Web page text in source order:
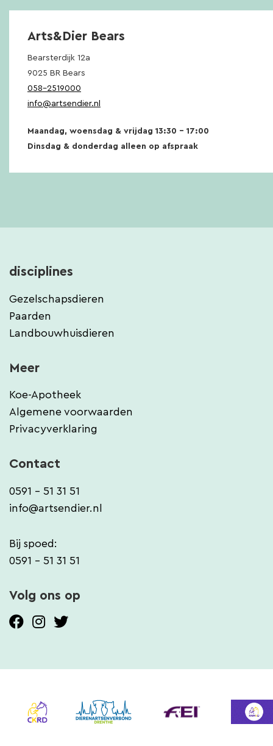
Arts&Dier Bears
Bearsterdijk 12a
9025 BR Bears
058-2519000
info@artsendier.nl
Maandag, woensdag & vrijdag 13:30 – 17:00
Dinsdag & donderdag alleen op afspraak
disciplines
Gezelschapsdieren
Paarden
Landbouwhuisdieren
Meer
Koe-Apotheek
Algemene voorwaarden
Privacyverklaring
Contact
0591 - 51 31 51
info@artsendier.nl
Bij spoed:
0591 - 51 31 51
Volg ons op